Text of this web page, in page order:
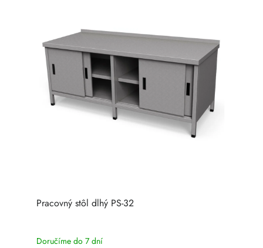
Pracovný stôl dlhý PS-32
Doručíme do 7 dní